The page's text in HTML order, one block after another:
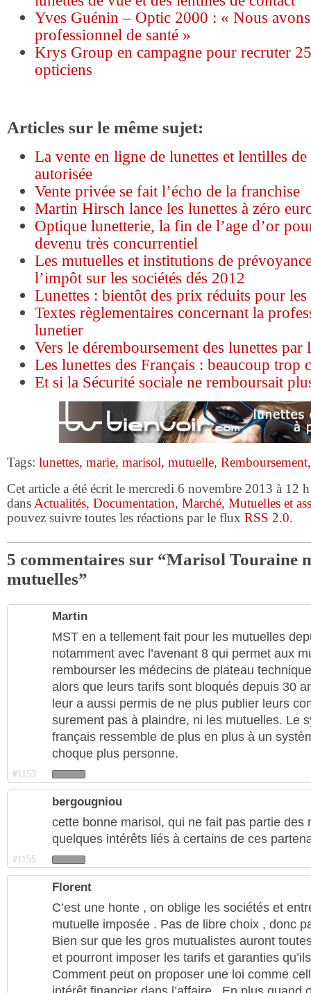
Yves Guénin – Optic 2000 : « Nous
professionnel de santé »
Krys Group en campagne pour recruter
opticiens
Articles sur le même sujet:
La vente en ligne de lunettes et lentilles
autorisée
Vente privée se fait l’écho de la franchise
Martin Hirsch lance les lunettes à zéro
Optique lunetterie, la fin de l’age d’or
devenu très concurrentiel
Les mutuelles et institutions de
l’impôt sur les sociétés dés 2012
Lunettes : bientôt des prix réduits pour les
Textes règlementaires concernant la
lunetier
Vers le déremboursement des lunettes par
Les lunettes des Français : beaucoup trop
Et si la Sécurité sociale ne remboursait
Tags: lunettes, marie, marisol, mutuelle, Remboursement
Cet article a été écrit le mercredi 6 novembre 2013 à 12
dansActualités, Documentation, Marché, Mutuelles et
pouvez suivre toutes les réactions par le flux RSS 2.0.
5 commentaires sur “Marisol Touraine
mutuelles”
Martin
MST en a tellement fait pour les mutuelles
notamment avec l’avenant 8 qui permet aux
rembourser les médecins de plateau
alors que leurs tarifs sont bloqués depuis 30
leur a aussi permis de ne plus publier leurs
surement pas à plaindre, ni les mutuelles. Le
français ressemble de plus en plus à un
choque plus personne.
#1153
bergougniou
cette bonne marisol, qui ne fait pas partie des
quelques intérêts liés à certains de ces
#1155
Florent
C’est une honte , on oblige les sociétés et
mutuelle imposée . Pas de libre choix , donc
Bien sur que les gros mutualistes auront
et pourront imposer les tarifs et garanties
Comment peut on proposer une loi comme